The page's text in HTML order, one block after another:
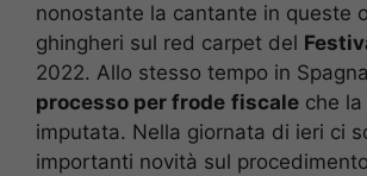
nonostante la cantante in queste
ghingheri sul red carpet del
2022. Allo stesso tempo in
processo per frode fiscale che
imputata. Nella giornata di ieri ci
importanti novità sul